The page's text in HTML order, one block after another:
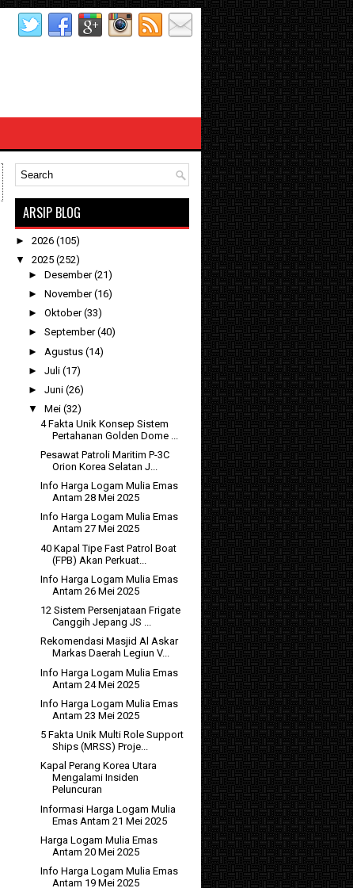
ARSIP BLOG
► 2026 (105)
▼ 2025 (252)
► Desember(21)
► November(16)
► Oktober(33)
► September(40)
► Agustus (14)
► Juli (17)
► Juni (26)
▼ Mei (32)
4 Fakta Unik Konsep Sistem
Pertahanan Golden Dome ...
Pesawat Patroli Maritim P-3C
Orion Korea Selatan J...
Info Harga Logam Mulia Emas
Antam 28 Mei 2025
Info Harga Logam Mulia Emas
Antam 27 Mei 2025
40 Kapal Tipe Fast Patrol Boat
(FPB) Akan Perkuat...
Info Harga Logam Mulia Emas
Antam 26 Mei 2025
12 Sistem Persenjataan Frigate
Canggih Jepang JS ...
Rekomendasi Masjid Al Askar
Markas Daerah Legiun V...
Info Harga Logam Mulia Emas
Antam 24 Mei 2025
Info Harga Logam Mulia Emas
Antam 23 Mei 2025
5 Fakta Unik Multi Role Support
Ships (MRSS) Proje...
Kapal Perang Korea Utara
Mengalami Insiden
Peluncuran
Informasi Harga Logam Mulia
Emas Antam 21 Mei 2025
Harga Logam Mulia Emas
Antam 20 Mei 2025
Info Harga Logam Mulia Emas
Antam 19 Mei 2025